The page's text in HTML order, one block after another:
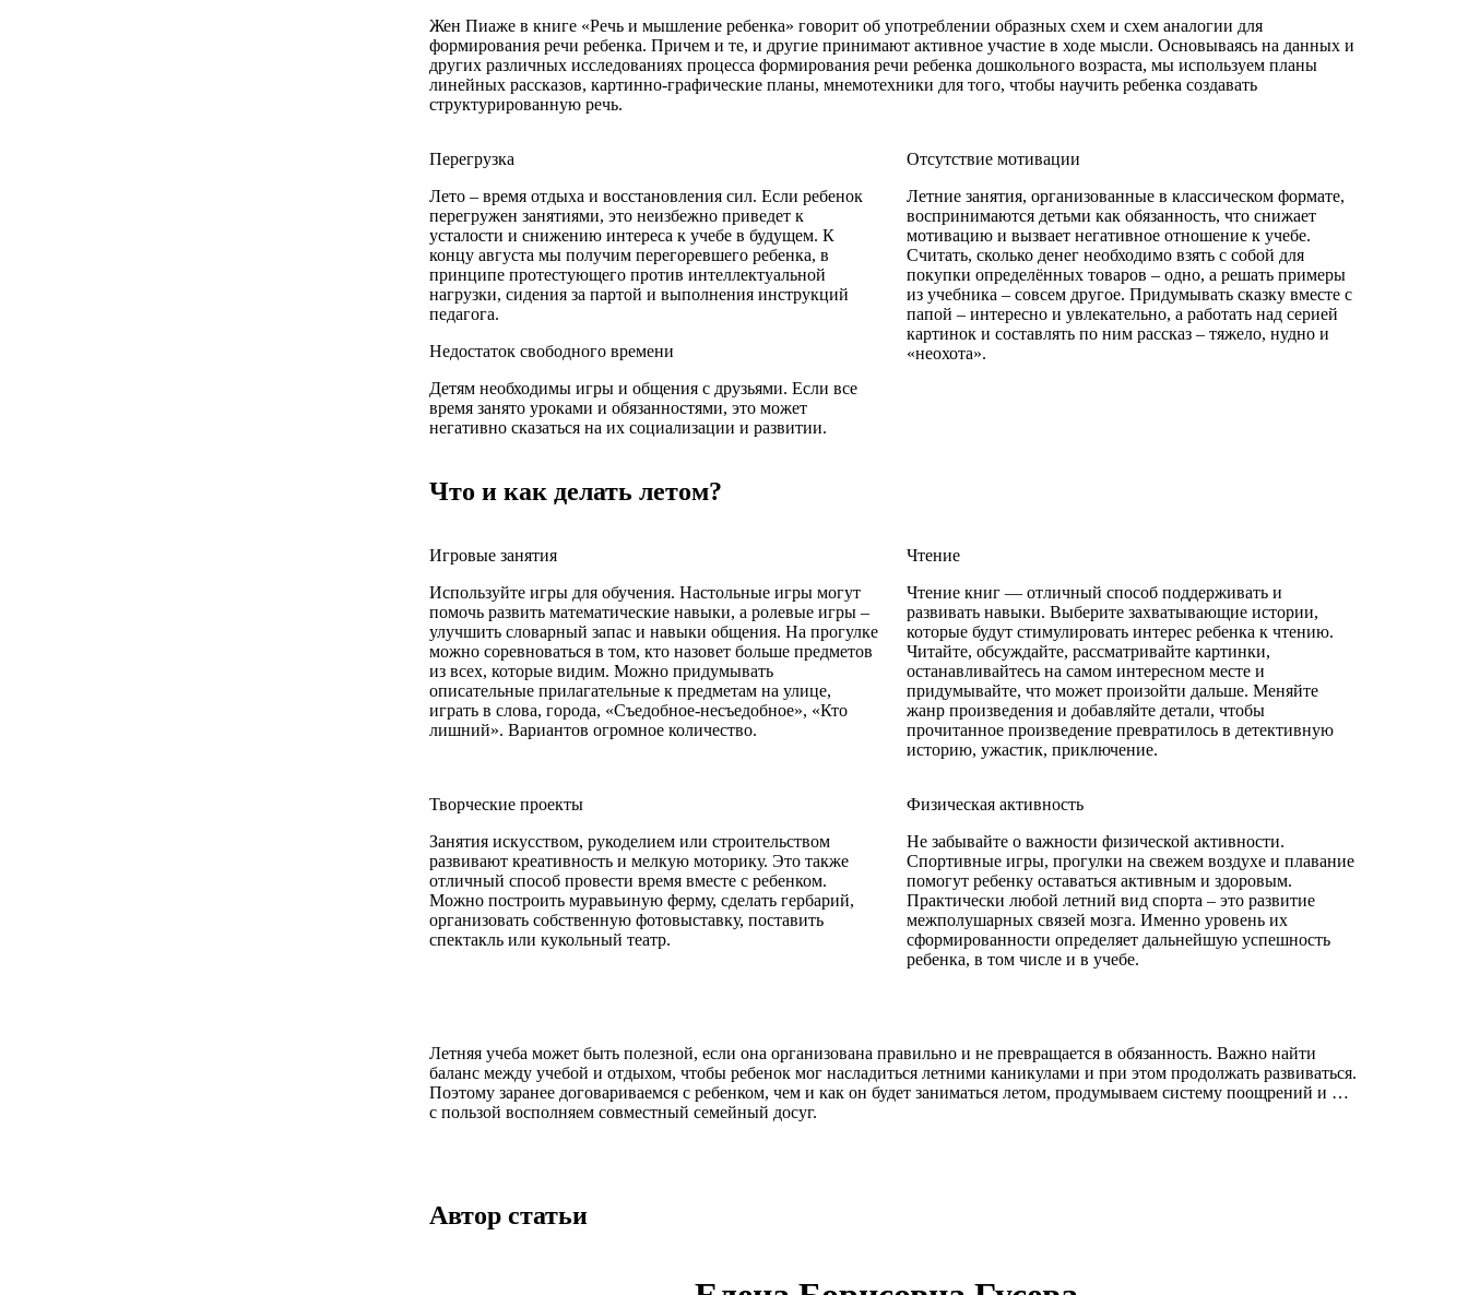
Жен Пиаже в книге «Речь и мышление ребенка» говорит об употреблении образных схем и схем аналогии для
формирования речи ребенка. Причем и те, и другие принимают активное участие в ходе мысли. Основываясь на данных и
других различных исследованиях процесса формирования речи ребенка дошкольного возраста, мы используем планы
линейных рассказов, картинно-графические планы, мнемотехники для того, чтобы научить ребенка создавать
структурированную речь.
Перегрузка
Лето – время отдыха и восстановления сил. Если ребенок
перегружен занятиями, это неизбежно приведет к
усталости и снижению интереса к учебе в будущем. К
концу августа мы получим перегоревшего ребенка, в
принципе протестующего против интеллектуальной
нагрузки, сидения за партой и выполнения инструкций
педагога.
Недостаток свободного времени
Детям необходимы игры и общения с друзьями. Если все
время занято уроками и обязанностями, это может
негативно сказаться на их социализации и развитии.
Отсутствие мотивации
Летние занятия, организованные в классическом формате,
воспринимаются детьми как обязанность, что снижает
мотивацию и вызвает негативное отношение к учебе.
Считать, сколько денег необходимо взять с собой для
покупки определённых товаров – одно, а решать примеры
из учебника – совсем другое. Придумывать сказку вместе с
папой – интересно и увлекательно, а работать над серией
картинок и составлять по ним рассказ – тяжело, нудно и
«неохота».
Что и как делать летом?
Игровые занятия
Используйте игры для обучения. Настольные игры могут
помочь развить математические навыки, а ролевые игры –
улучшить словарный запас и навыки общения. На прогулке
можно соревноваться в том, кто назовет больше предметов
из всех, которые видим. Можно придумывать
описательные прилагательные к предметам на улице,
играть в слова, города, «Съедобное-несъедобное», «Кто
лишний». Вариантов огромное количество.
Чтение
Чтение книг — отличный способ поддерживать и
развивать навыки. Выберите захватывающие истории,
которые будут стимулировать интерес ребенка к чтению.
Читайте, обсуждайте, рассматривайте картинки,
останавливайтесь на самом интересном месте и
придумывайте, что может произойти дальше. Меняйте
жанр произведения и добавляйте детали, чтобы
прочитанное произведение превратилось в детективную
историю, ужастик, приключение.
Творческие проекты
Занятия искусством, рукоделием или строительством
развивают креативность и мелкую моторику. Это также
отличный способ провести время вместе с ребенком.
Можно построить муравьиную ферму, сделать гербарий,
организовать собственную фотовыставку, поставить
спектакль или кукольный театр.
Физическая активность
Не забывайте о важности физической активности.
Спортивные игры, прогулки на свежем воздухе и плавание
помогут ребенку оставаться активным и здоровым.
Практически любой летний вид спорта – это развитие
межполушарных связей мозга. Именно уровень их
сформированности определяет дальнейшую успешность
ребенка, в том числе и в учебе.
Летняя учеба может быть полезной, если она организована правильно и не превращается в обязанность. Важно найти
баланс между учебой и отдыхом, чтобы ребенок мог насладиться летними каникулами и при этом продолжать развиваться.
Поэтому заранее договариваемся с ребенком, чем и как он будет заниматься летом, продумываем систему поощрений и …
с пользой восполняем совместный семейный досуг.
Автор статьи